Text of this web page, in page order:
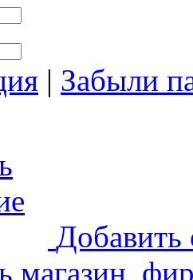
| Забыли
Добавить